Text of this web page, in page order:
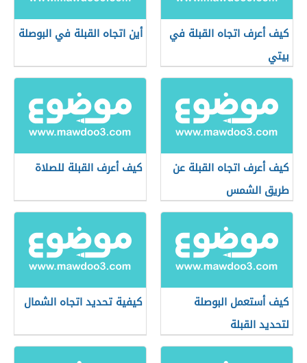
كيف أعرف اتجاه القبلة في
بيتي
أين اتجاه القبلة في البوصلة
كيف أعرف اتجاه القبلة عن
طريق الشمس
كيف أعرف القبلة للصلاة
كيف أستعمل البوصلة
لتحديد القبلة
كيفية تحديد اتجاه الشمال